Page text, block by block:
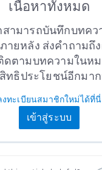
เนื้อหาทั้งหมด
ามารถบันทึกบทคว
ายหลัง ส่งคำถามถึ
ดตามบทความในห
ทธิประโยชน์อีกมา
งทะเบียนสมาชิกใหม่ได้ที่นี่
เข้าสู่ระบบ